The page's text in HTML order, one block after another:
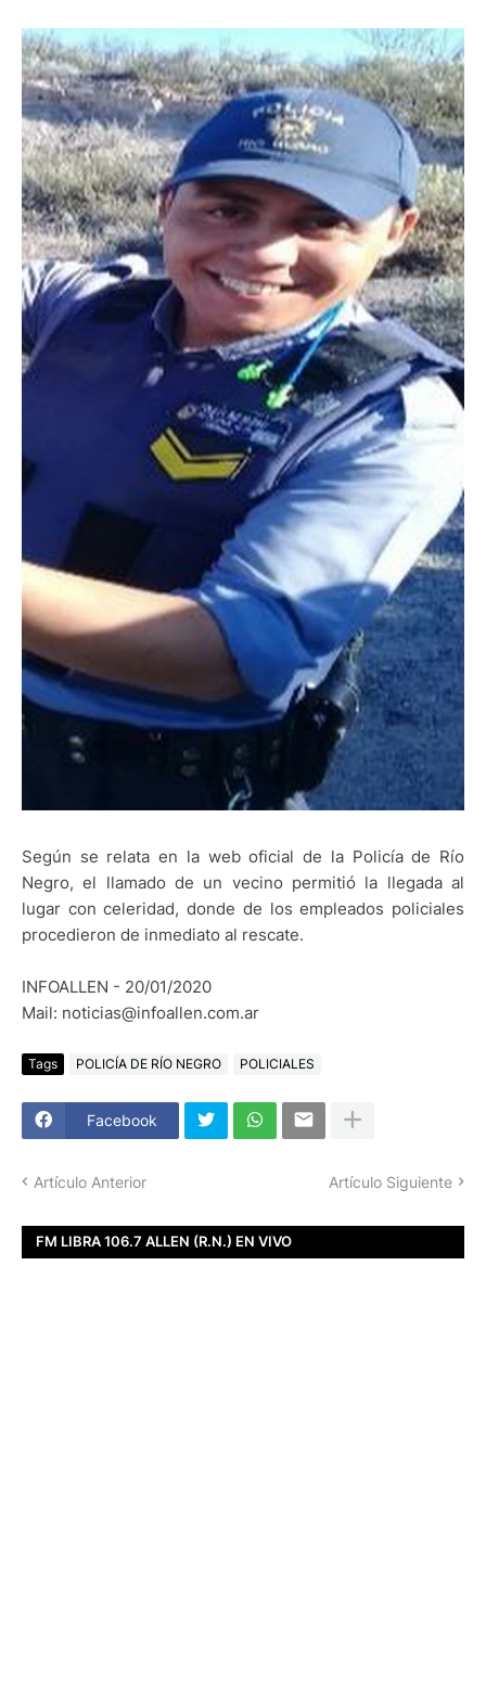
Según se relata en la web oficial de la Policía de Río
Negro, el llamado de un vecino permitió la llegada al
lugar con celeridad, donde de los empleados policiales
procedieron de inmediato al rescate.
INFOALLEN - 20/01/2020
Mail: noticias@infoallen.com.ar
Tags POLICÍA DE RÍO NEGRO POLICIALES
Facebook
Artículo Anterior Artículo Siguiente
FM LIBRA 106.7 ALLEN (R.N.) EN VIVO